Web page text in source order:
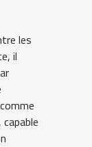
les
il